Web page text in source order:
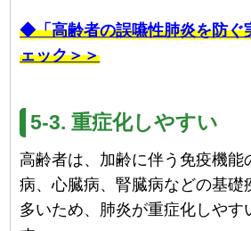
◆「高齢者の誤嚥性肺炎を防ぐ
ェック＞＞
5-3. 重症化しやすい
高齢者は、加齢に伴う免疫機能
病、心臓病、腎臓病などの基礎
多いため、肺炎が重症化しやす